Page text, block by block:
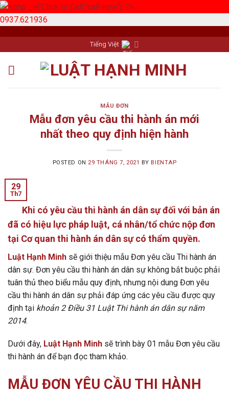
0937.621936
to
content
Tiếng Việt
MẪU ĐƠN
Mẫu đơn yêu cầu thi hành án mới
nhất theo quy định hiện hành
POSTED ON 29 THÁNG 7, 2021 BY BIENTAP
29
Th7
Khi có yêu cầu thi hành án dân sự đối với bản án
đã có hiệu lực pháp luật, cá nhân/tổ chức nộp đơn
tại Cơ quan thi hành án dân sự có thẩm quyền.
Luật Hạnh Minh sẽ giới thiệu mẫu Đơn yêu cầu Thi hành án
dân sự. Đơn yêu cầu thi hành án dân sự không bắt buộc phải
tuân thủ theo biểu mẫu quy định, nhưng nội dung Đơn yêu
cầu thi hành án dân sự phải đáp ứng các yêu cầu được quy
định tại khoản 2 Điều 31 Luật Thi hành án dân sự năm
2014.
Dưới đây, Luật Hạnh Minh sẽ trình bày 01 mẫu Đơn yêu cầu
thi hành án để bạn đọc tham khảo.
MẪU ĐƠN YÊU CẦU THI HÀNH